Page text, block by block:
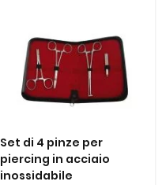
Set di 4 pinze per
piercing in acciaio
inossidabile